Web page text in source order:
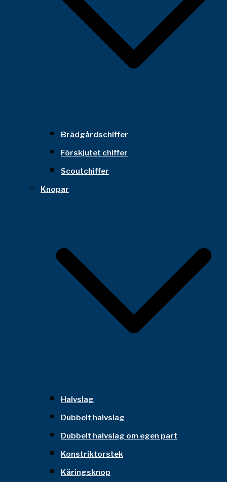
Brädgårdschiffer
Förskjutet chiffer
Scoutchiffer
Knopar
Halvslag
Dubbelt halvslag
Dubbelt halvslag om egen part
Konstriktorstek
Käringsknop